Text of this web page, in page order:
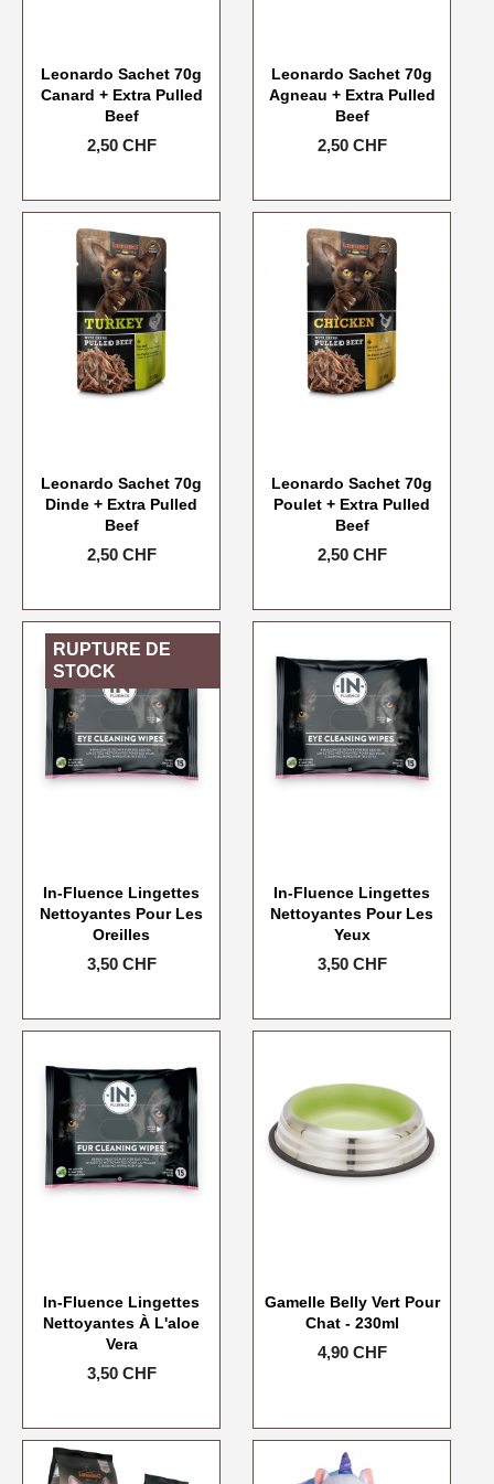
Leonardo Sachet 70g
Canard + Extra Pulled
Beef
Prix
2,50 CHF
Leonardo Sachet 70g
Agneau + Extra Pulled
Beef
Prix
2,50 CHF
Leonardo Sachet 70g
Dinde + Extra Pulled
Beef
Prix
2,50 CHF
Leonardo Sachet 70g
Poulet + Extra Pulled
Beef
Prix
2,50 CHF
In-Fluence Lingettes
Nettoyantes Pour Les
Oreilles
Prix
3,50 CHF
RUPTURE DE
STOCK
In-Fluence Lingettes
Nettoyantes Pour Les
Yeux
Prix
3,50 CHF
In-Fluence Lingettes
Nettoyantes À L'aloe
Vera
Prix
3,50 CHF
Gamelle Belly Vert Pour
Chat - 230ml
Prix
4,90 CHF